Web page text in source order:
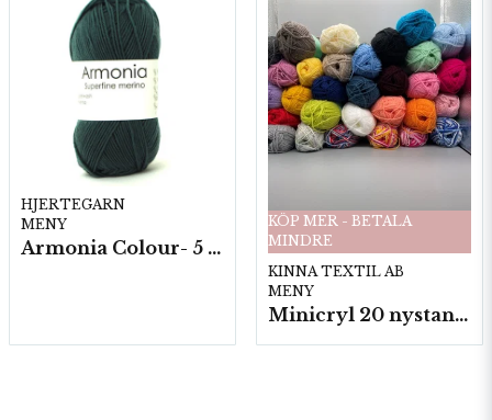
HJERTEGARN
MENY
Armonia Colour- 5 härv/fp. a100 g.
KÖP MER - BETALA
MINDRE
KINNA TEXTIL AB
MENY
Minicryl 20 nystan a25g./fp.